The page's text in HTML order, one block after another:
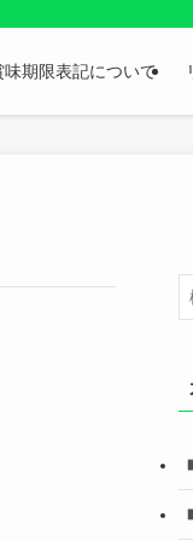
イトです。
味期限表記について